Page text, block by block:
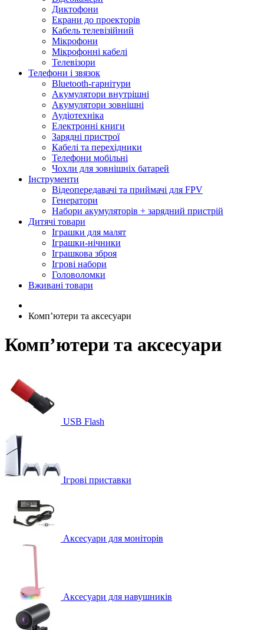
Диктофони
Екрани до проекторів
Кабель телевізійний
Мікрофони
Мікрофонні кабелі
Телевізори
Телефони і звязок
Bluetooth-гарнітури
Акумулятори внутрішні
Акумулятори зовнішні
Аудіотехніка
Електронні книги
Зарядні пристрої
Кабелі та перехідники
Телефони мобільні
Чохли для зовнішніх батарей
Інструменти
Відеопередавачі та приймачі для FPV
Генератори
Набори акумуляторів + зарядний пристрій
Дитячі товари
Іграшки для малят
Іграшки-нічники
Іграшкова зброя
Ігрові набори
Головоломки
Вживані товари
Компʼютери та аксесуари
Компʼютери та аксесуари
USB Flash
Ігрові приставки
Аксесуари для моніторів
Аксесуари для навушників